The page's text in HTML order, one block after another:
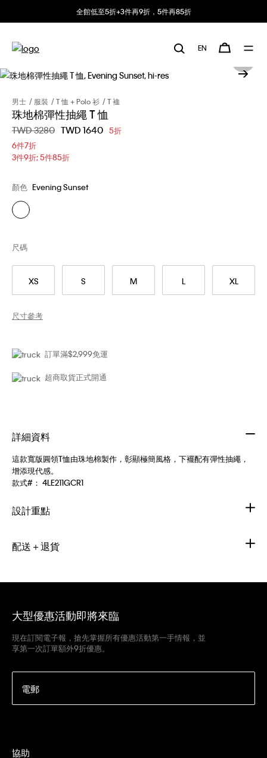
全館低至5折+3件再9折，5件再85折
EN
男士 服裝 T 恤 + Polo 衫 T 裇
珠地棉彈性抽繩 T 恤
價格扣減從
TWD 3280 至
TWD 1640 5折
6件7折
3件9折; 5件85折
顏色 Evening Sunset
XS S M L XL
尺碼
尺寸參考
訂單滿$2,999免運
超商取貨正式開通
詳細資料
這款寬版圓領T恤由珠地棉製作，彰顯極簡風格，下襬配有彈性抽繩，
增添現代感。
款式#： 4LE211GCR1
設計重點
配送＋退貨
大型優惠活動即將來臨
現在訂閱電子報，搶先掌握所有優惠活動第一手情報，並
享第一次訂單額外9折優惠。
電郵
協助